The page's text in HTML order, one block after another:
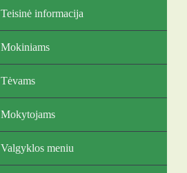
Teisinė informacija
Mokiniams
Tėvams
Mokytojams
Valgyklos meniu